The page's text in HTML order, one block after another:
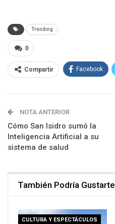
Trending
0
Compartir Facebook
NOTA ANTERIOR
Cómo San Isidro sumó la
Inteligencia Artificial a su
sistema de salud
También Podría Gustarte
CULTURA Y ESPECTÁCULOS